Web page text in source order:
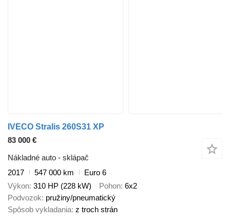
IVECO Stralis 260S31 XP
83 000 €
Nákladné auto - sklápač
2017
547 000 km
Euro 6
Výkon 310 HP (228 kW) Pohon 6x2
Podvozok pružiny/pneumatický
Spôsob vykladania z troch strán